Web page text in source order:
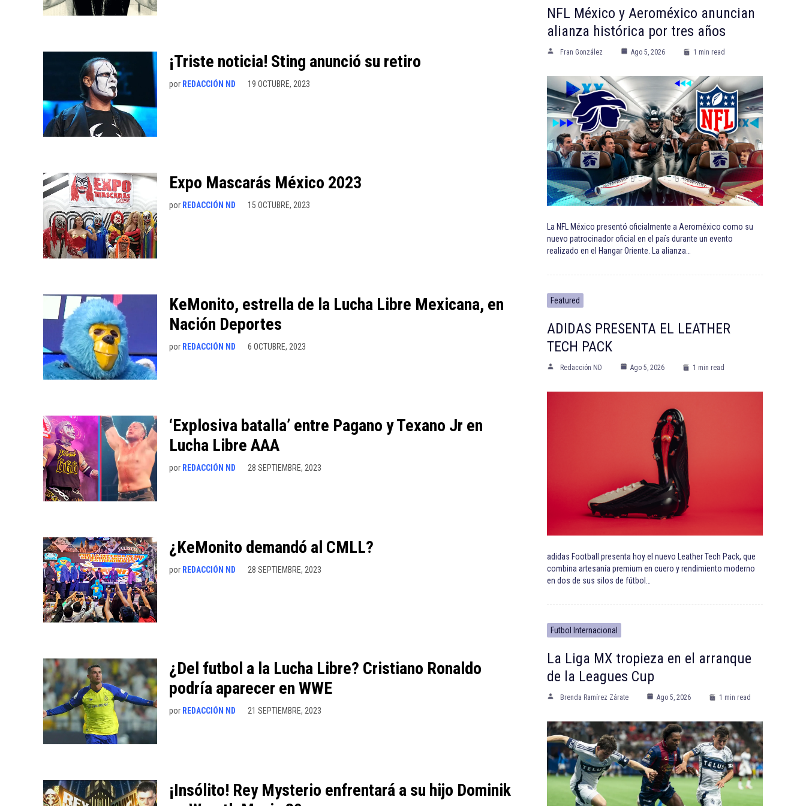
¡Triste noticia! Sting anunció su retiro
por REDACCIÓN ND 19 OCTUBRE, 2023
Expo Mascarás México 2023
por REDACCIÓN ND 15 OCTUBRE, 2023
KeMonito, estrella de la Lucha Libre Mexicana, en
Nación Deportes
por REDACCIÓN ND 6 OCTUBRE, 2023
‘Explosiva batalla’ entre Pagano y Texano Jr en
Lucha Libre AAA
por REDACCIÓN ND 28 SEPTIEMBRE, 2023
¿KeMonito demandó al CMLL?
por REDACCIÓN ND 28 SEPTIEMBRE, 2023
¿Del futbol a la Lucha Libre? Cristiano Ronaldo
podría aparecer en WWE
por REDACCIÓN ND 21 SEPTIEMBRE, 2023
¡Insólito! Rey Mysterio enfrentará a su hijo Dominik
NFL México y Aeroméxico anuncian
alianza histórica por tres años
Fran González Ago 5, 2026 1 min read
La NFL México presentó oficialmente a Aeroméxico como su
nuevo patrocinador oficial en el país durante un evento
realizado en el Hangar Oriente. La alianza…
Featured
ADIDAS PRESENTA EL LEATHER
TECH PACK
Redacción ND Ago 5, 2026 1 min read
adidas Football presenta hoy el nuevo Leather Tech Pack, que
combina artesanía premium en cuero y rendimiento moderno
en dos de sus silos de fútbol…
Futbol Internacional
La Liga MX tropieza en el arranque
de la Leagues Cup
Brenda Ramírez Zárate Ago 5, 2026 1 min read